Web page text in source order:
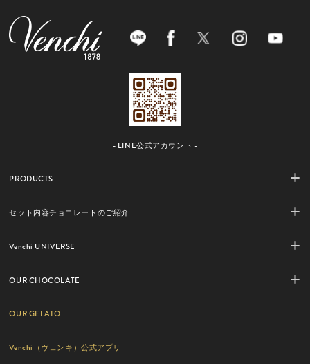
- LINE公式アカウント -
PRODUCTS
セット内容チョコレートのご紹介
Venchi UNIVERSE
OUR CHOCOLATE
OUR GELATO
Venchi（ヴェンキ）公式アプリ